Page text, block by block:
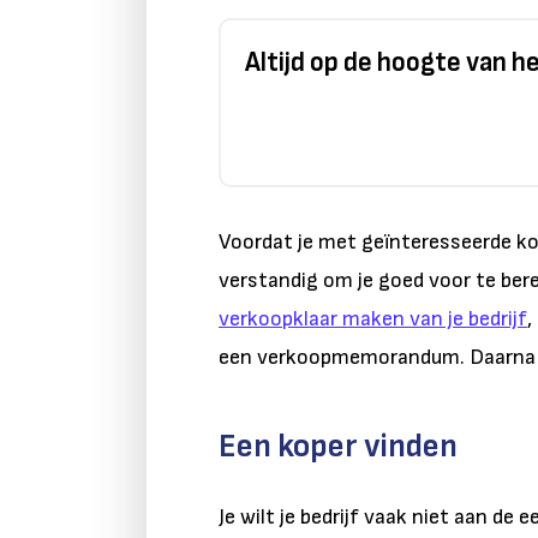
Altijd op de hoogte van
Voordat je met geïnteresseerde
verstandig om je goed voor te
verkoopklaar maken van je bedrijf,
een verkoopmemorandum.
Een koper vinden
Je wilt je bedrijf vaak niet aan de